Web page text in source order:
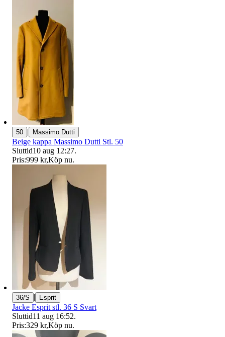
50 | Massimo Dutti
Beige kappa Massimo Dutti Stl. 50
Sluttid10 aug 12:27.
Pris:999 kr,Köp nu.
36/S | Esprit
Jacke Esprit stl. 36 S Svart
Sluttid11 aug 16:52.
Pris:329 kr,Köp nu.